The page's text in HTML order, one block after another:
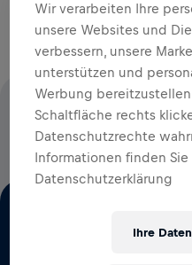
100 % DER
Wir verarbeiten Ihre
unsere Websites und
verbessern, unsere
unterstützen und
Werbung
Schaltfläche rechts
Datenschutzrechte
Informationen finden Sie
Datenschutzerklärung
Ihre